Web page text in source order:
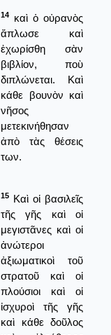
14
καὶ ὁ οὐρανὸς
ἄπλωσε καὶ
ἐχωρίσθη σὰν
βιβλίον, ποὺ
διπλώνεται. Καὶ
κάθε βουνὸν καὶ
νῆσος
μετεκινήθησαν
ἀπὸ τὰς θέσεις
των.
15 Καὶ οἱ βασιλεῖς
τῆς γῆς καὶ οἱ
μεγιστᾶνες καὶ οἱ
ἀνώτεροι
ἀξιωματικοὶ τοῦ
στρατοῦ καὶ οἱ
πλούσιοι καὶ οἱ
ἰσχυροὶ τῆς γῆς
καὶ κάθε δοῦλος